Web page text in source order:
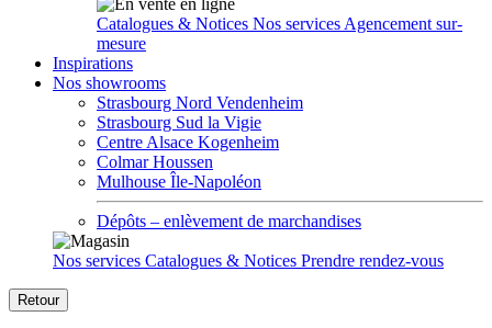
Catalogues & Notices Nos services Agencement sur-
mesure
Inspirations
Nos showrooms
Strasbourg Nord Vendenheim
Strasbourg Sud la Vigie
Centre Alsace Kogenheim
Colmar Houssen
Mulhouse Île-Napoléon
Dépôts – enlèvement de marchandises
Nos services Catalogues & Notices Prendre rendez-vous
Retour